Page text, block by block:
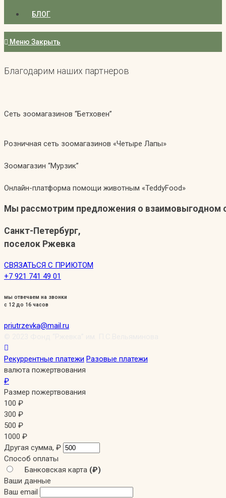
БЛОГ
Меню Закрыть
Благодарим наших партнеров
Сеть зоомагазинов “Бетховен”
Розничная сеть зоомагазинов «Четыре Лапы»
Зоомагазин “Мурзик”
Онлайн-платформа помощи животным «TeddyFood»
Мы рассмотрим предложения о взаимовыгодном
Санкт-Петербург,
поселок Ржевка
СВЯЗАТЬСЯ С ПРИЮТОМ
+7 921 741 49 01
мы отвечаем на звонки
с 12 до 16 часов
priutrzevka@mail.ru
Рекуррентные платежи Разовые платежи
валюта пожертвования
₽
Размер пожертвования
100 ₽
300 ₽
500 ₽
1000 ₽
Другая сумма, ₽
Способ оплаты
Банковская карта (₽)
Ваши данные
Ваш email